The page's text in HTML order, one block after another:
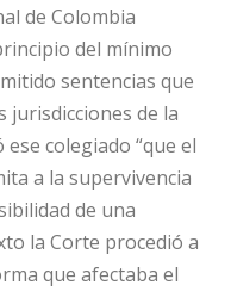
de Colombia
del mínimo
sentencias que
jurisdicciones de la
colegiado “que el
a la supervivencia
de una
la Corte procedió a
que afectaba el